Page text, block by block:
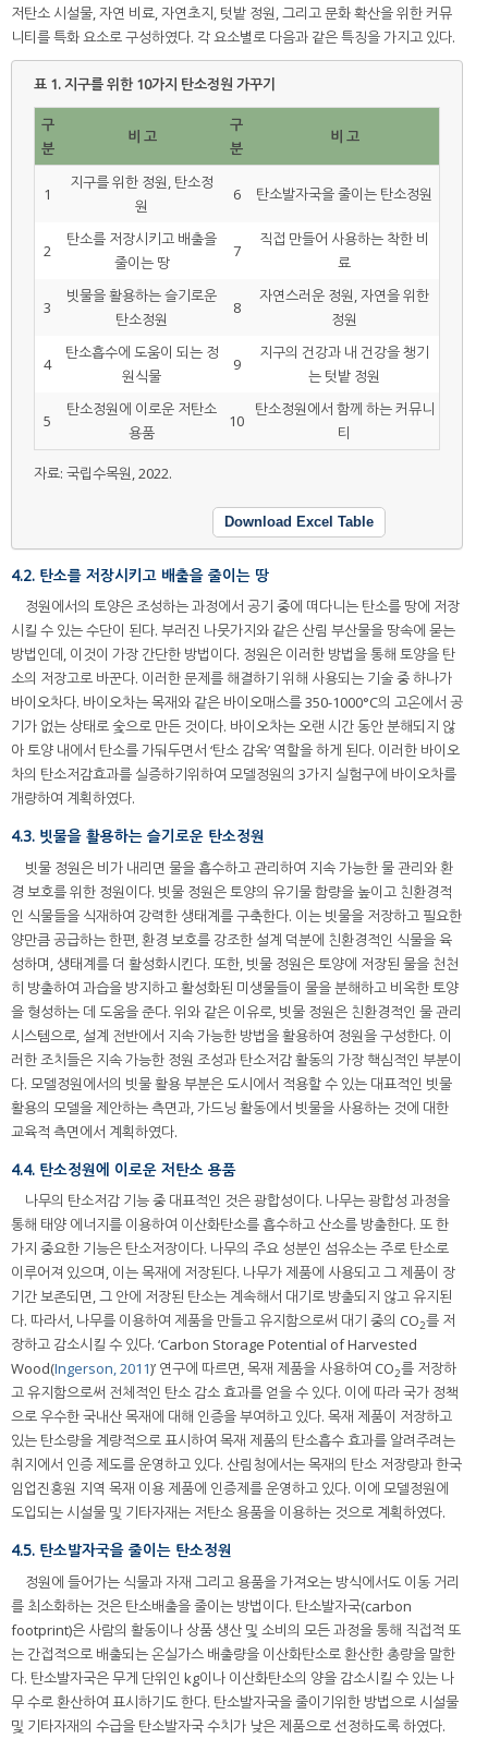
저탄소 시설물, 자연 비료, 자연초지, 텃밭 정원, 그리고 문화 확산을 위한 커뮤
니티를 특화 요소로 구성하였다. 각 요소별로 다음과 같은 특징을 가지고 있다.
표 1.지구를 위한 10가지 탄소정원 가꾸기
구
분
비 고
구
분
비 고
1
지구를 위한 정원, 탄소정
원
6 탄소발자국을 줄이는 탄소정원
2
탄소를 저장시키고 배출을
줄이는 땅
7
직접 만들어 사용하는 착한 비
료
3
빗물을 활용하는 슬기로운
탄소정원
8
자연스러운 정원, 자연을 위한
정원
4
탄소흡수에 도움이 되는 정
원식물
9
지구의 건강과 내 건강을 챙기
는 텃밭 정원
5
탄소정원에 이로운 저탄소
용품
10
탄소정원에서 함께 하는 커뮤니
티
자료: 국립수목원, 2022.
Download Excel Table
4.2. 탄소를 저장시키고 배출을 줄이는 땅
정원에서의 토양은 조성하는 과정에서 공기 중에 떠다니는 탄소를 땅에 저장
시킬 수 있는 수단이 된다. 부러진 나뭇가지와 같은 산림 부산물을 땅속에 묻는
방법인데, 이것이 가장 간단한 방법이다. 정원은 이러한 방법을 통해 토양을 탄
소의 저장고로 바꾼다. 이러한 문제를 해결하기 위해 사용되는 기술 중 하나가
바이오차다. 바이오차는 목재와 같은 바이오매스를 350-1000°C의 고온에서 공
기가 없는 상태로 숯으로 만든 것이다. 바이오차는 오랜 시간 동안 분해되지 않
아 토양 내에서 탄소를 가둬두면서 ‘탄소 감옥’ 역할을 하게 된다. 이러한 바이오
차의 탄소저감효과를 실증하기위하여 모델정원의 3가지 실험구에 바이오차를
개량하여 계획하였다.
4.3. 빗물을 활용하는 슬기로운 탄소정원
빗물 정원은 비가 내리면 물을 흡수하고 관리하여 지속 가능한 물 관리와 환
경 보호를 위한 정원이다. 빗물 정원은 토양의 유기물 함량을 높이고 친환경적
인 식물들을 식재하여 강력한 생태계를 구축한다. 이는 빗물을 저장하고 필요한
양만큼 공급하는 한편, 환경 보호를 강조한 설계 덕분에 친환경적인 식물을 육
성하며, 생태계를 더 활성화시킨다. 또한, 빗물 정원은 토양에 저장된 물을 천천
히 방출하여 과습을 방지하고 활성화된 미생물들이 물을 분해하고 비옥한 토양
을 형성하는 데 도움을 준다. 위와 같은 이유로, 빗물 정원은 친환경적인 물 관리
시스템으로, 설계 전반에서 지속 가능한 방법을 활용하여 정원을 구성한다. 이
러한 조치들은 지속 가능한 정원 조성과 탄소저감 활동의 가장 핵심적인 부분이
다. 모델정원에서의 빗물 활용 부분은 도시에서 적용할 수 있는 대표적인 빗물
활용의 모델을 제안하는 측면과, 가드닝 활동에서 빗물을 사용하는 것에 대한
교육적 측면에서 계획하였다.
4.4. 탄소정원에 이로운 저탄소 용품
나무의 탄소저감 기능 중 대표적인 것은 광합성이다. 나무는 광합성 과정을
통해 태양 에너지를 이용하여 이산화탄소를 흡수하고 산소를 방출한다. 또 한
가지 중요한 기능은 탄소저장이다. 나무의 주요 성분인 섬유소는 주로 탄소로
이루어져 있으며, 이는 목재에 저장된다. 나무가 제품에 사용되고 그 제품이 장
기간 보존되면, 그 안에 저장된 탄소는 계속해서 대기로 방출되지 않고 유지된
다. 따라서, 나무를 이용하여 제품을 만들고 유지함으로써 대기 중의 CO2를 저
장하고 감소시킬 수 있다. ‘Carbon Storage Potential of Harvested
Wood(Ingerson, 2011)’ 연구에 따르면, 목재 제품을 사용하여 CO2를 저장하
고 유지함으로써 전체적인 탄소 감소 효과를 얻을 수 있다. 이에 따라 국가 정책
으로 우수한 국내산 목재에 대해 인증을 부여하고 있다. 목재 제품이 저장하고
있는 탄소량을 계량적으로 표시하여 목재 제품의 탄소흡수 효과를 알려주려는
취지에서 인증 제도를 운영하고 있다. 산림청에서는 목재의 탄소 저장량과 한국
임업진흥원 지역 목재 이용 제품에 인증제를 운영하고 있다. 이에 모델정원에
도입되는 시설물 및 기타자재는 저탄소 용품을 이용하는 것으로 계획하였다.
4.5. 탄소발자국을 줄이는 탄소정원
정원에 들어가는 식물과 자재 그리고 용품을 가져오는 방식에서도 이동 거리
를 최소화하는 것은 탄소배출을 줄이는 방법이다. 탄소발자국(carbon
footprint)은 사람의 활동이나 상품 생산 및 소비의 모든 과정을 통해 직접적 또
는 간접적으로 배출되는 온실가스 배출량을 이산화탄소로 환산한 총량을 말한
다. 탄소발자국은 무게 단위인 kg이나 이산화탄소의 양을 감소시킬 수 있는 나
무 수로 환산하여 표시하기도 한다. 탄소발자국을 줄이기위한 방법으로 시설물
및 기타자재의 수급을 탄소발자국 수치가 낮은 제품으로 선정하도록 하였다.